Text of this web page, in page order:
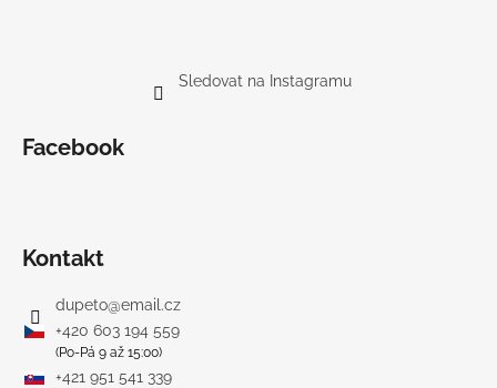
Sledovat na Instagramu
Facebook
Kontakt
dupeto@email.cz
+420 603 194 559
(Po-Pá 9 až 15:00)
+421 951 541 339